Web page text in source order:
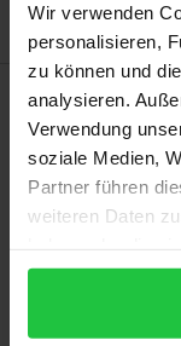
Wir verwenden
personalisieren,
zu können und
analysieren.
Verwendung
soziale Medien,
Partner führen
weiteren Daten
gesammelt
Edition
1
ISBN
978-3-7890-